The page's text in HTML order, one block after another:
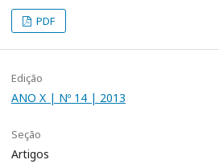
PDF
Edição
ANO X | Nº 14 | 2013
Seção
Artigos